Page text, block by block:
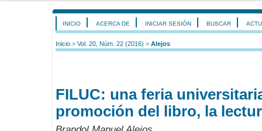
INICIO ACERCA DE INICIAR SESIÓN BUSCAR
Inicio > Vol. 20, Núm. 22 (2016) > Alejos
FILUC: una feria
promoción del libro, la